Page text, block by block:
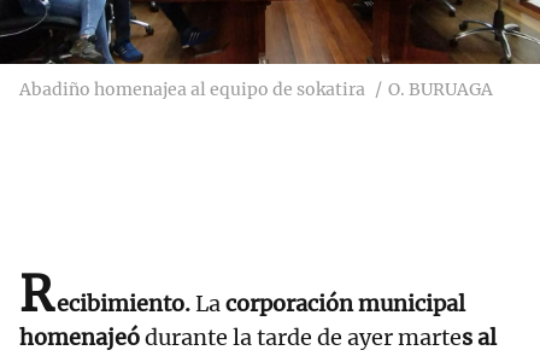
Abadiño homenajea al equipo de sokatira O. BURUAGA
Recibimiento.Lacorporación municipal
homenajeódurante la tarde de ayer martes al